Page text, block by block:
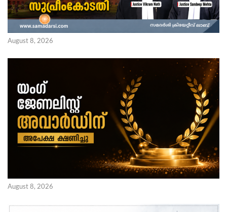
August 8, 2026
August 8, 2026